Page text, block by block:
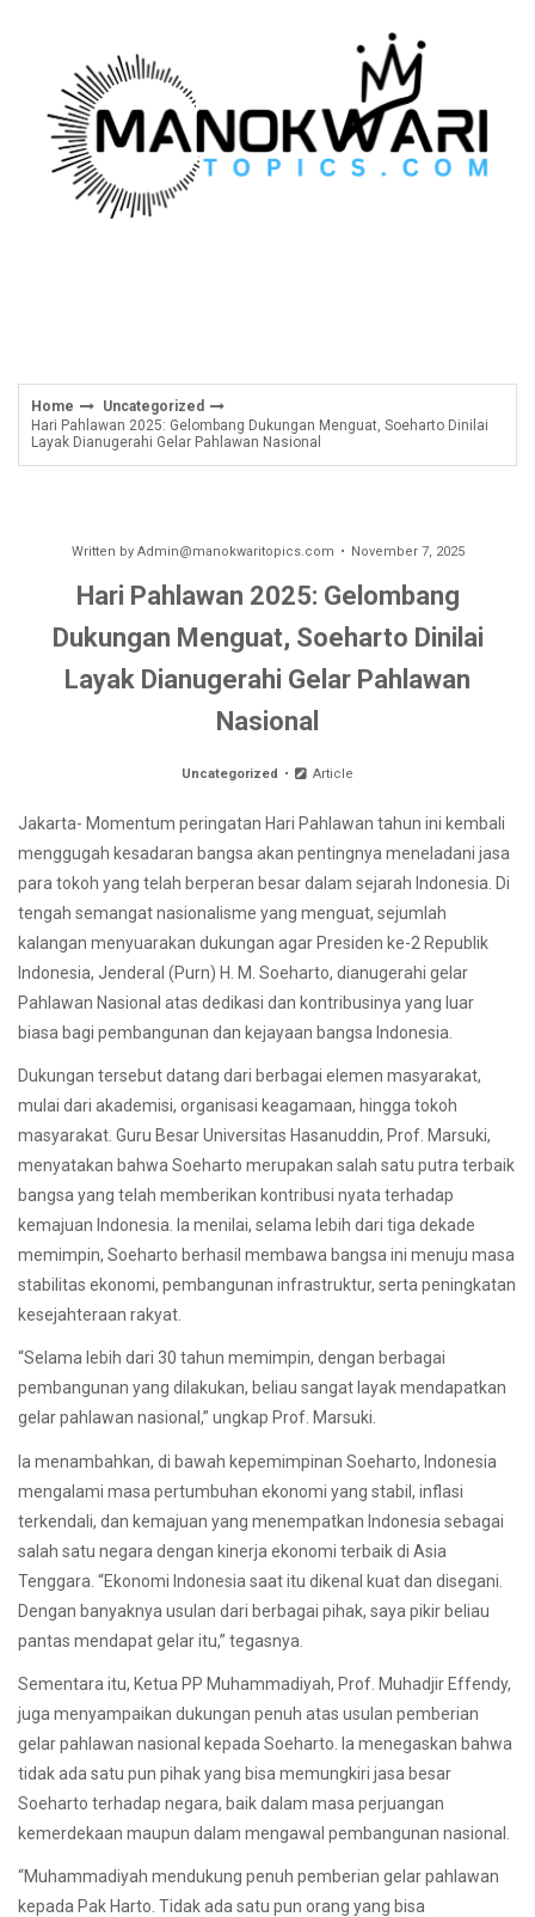
Home
Uncategorized
Hari Pahlawan 2025: Gelombang Dukungan Menguat, Soeharto Dinilai
Layak Dianugerahi Gelar Pahlawan Nasional
Written by Admin@manokwaritopics.com November 7, 2025
Hari Pahlawan 2025: Gelombang
Dukungan Menguat, Soeharto Dinilai
Layak Dianugerahi Gelar Pahlawan
Nasional
Uncategorized Article
Jakarta- Momentum peringatan Hari Pahlawan tahun ini kembali
menggugah kesadaran bangsa akan pentingnya meneladani jasa
para tokoh yang telah berperan besar dalam sejarah Indonesia. Di
tengah semangat nasionalisme yang menguat, sejumlah
kalangan menyuarakan dukungan agar Presiden ke-2 Republik
Indonesia, Jenderal (Purn) H. M. Soeharto, dianugerahi gelar
Pahlawan Nasional atas dedikasi dan kontribusinya yang luar
biasa bagi pembangunan dan kejayaan bangsa Indonesia.
Dukungan tersebut datang dari berbagai elemen masyarakat,
mulai dari akademisi, organisasi keagamaan, hingga tokoh
masyarakat. Guru Besar Universitas Hasanuddin, Prof. Marsuki,
menyatakan bahwa Soeharto merupakan salah satu putra terbaik
bangsa yang telah memberikan kontribusi nyata terhadap
kemajuan Indonesia. Ia menilai, selama lebih dari tiga dekade
memimpin, Soeharto berhasil membawa bangsa ini menuju masa
stabilitas ekonomi, pembangunan infrastruktur, serta peningkatan
kesejahteraan rakyat.
“Selama lebih dari 30 tahun memimpin, dengan berbagai
pembangunan yang dilakukan, beliau sangat layak mendapatkan
gelar pahlawan nasional,” ungkap Prof. Marsuki.
Ia menambahkan, di bawah kepemimpinan Soeharto, Indonesia
mengalami masa pertumbuhan ekonomi yang stabil, inflasi
terkendali, dan kemajuan yang menempatkan Indonesia sebagai
salah satu negara dengan kinerja ekonomi terbaik di Asia
Tenggara. “Ekonomi Indonesia saat itu dikenal kuat dan disegani.
Dengan banyaknya usulan dari berbagai pihak, saya pikir beliau
pantas mendapat gelar itu,” tegasnya.
Sementara itu, Ketua PP Muhammadiyah, Prof. Muhadjir Effendy,
juga menyampaikan dukungan penuh atas usulan pemberian
gelar pahlawan nasional kepada Soeharto. Ia menegaskan bahwa
tidak ada satu pun pihak yang bisa memungkiri jasa besar
Soeharto terhadap negara, baik dalam masa perjuangan
kemerdekaan maupun dalam mengawal pembangunan nasional.
“Muhammadiyah mendukung penuh pemberian gelar pahlawan
kepada Pak Harto. Tidak ada satu pun orang yang bisa